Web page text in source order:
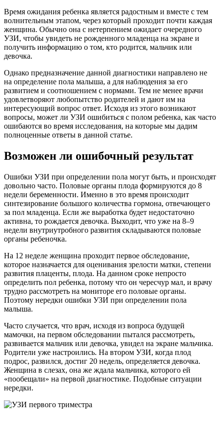
Время ожидания ребенка является радостным и вместе с тем
волнительным этапом, через который проходит почти каждая
женщина. Обычно она с нетерпением ожидает очередного
УЗИ, чтобы увидеть не рожденного младенца на экране и
получить информацию о том, кто родится, мальчик или
девочка.
Однако предназначение данной диагностики направлено не
на определение пола малыша, а для наблюдения за его
развитием и соотношением с нормами. Тем не менее врачи
удовлетворяют любопытство родителей и дают им на
интересующий вопрос ответ. Исходя из этого возникают
вопросы, может ли УЗИ ошибиться с полом ребенка, как часто
ошибаются во время исследования, на которые мы дадим
полноценные ответы в данной статье.
Возможен ли ошибочный результат
Ошибки УЗИ при определении пола могут быть, и происходят
довольно часто. Половые органы плода формируются до 8
недели беременности. Именно в это время происходит
синтезирование большого количества гормона, отвечающего
за пол младенца. Если же выработка будет недостаточно
активна, то рождается девочка. Выходит, что уже на 8–9
недели внутриутробного развития складываются половые
органы ребеночка.
На 12 неделе женщина проходит первое обследование,
которое назначается для оценивания зрелости матки, степени
развития плаценты, плода. На данном сроке непросто
определить пол ребенка, потому что он чересчур мал, и врачу
трудно рассмотреть на мониторе его половые органы.
Поэтому нередки ошибки УЗИ при определении пола
малыша.
Часто случается, что врач, исходя из вопроса будущей
мамочки, на первом обследовании пытался рассмотреть,
развивается мальчик или девочка, увидел на экране мальчика.
Родители уже настроились. На втором УЗИ, когда плод
подрос, развился, достиг 20 недель, определяется девочка.
Женщина в слезах, она же ждала мальчика, которого ей
«пообещали» на первой диагностике. Подобные ситуации
нередки.